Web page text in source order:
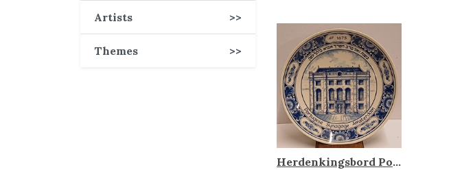
Artists >>
Themes >>
Herdenkingsbord Portugese synagoge Amsterdam, Schoonhoven